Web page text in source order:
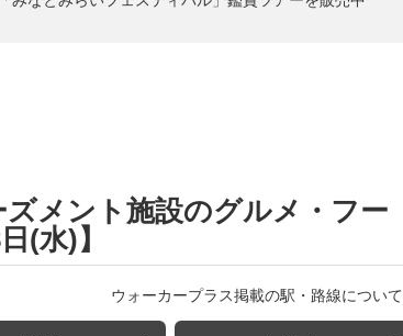
メント施設のグルメ・フー
(水)】
ウォーカープラス掲載の駅・路線について